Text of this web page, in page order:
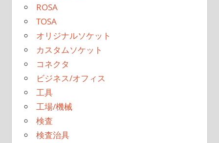
ROSA
TOSA
オリジナルソケット
カスタムソケット
コネクタ
ビジネス/オフィス
工具
工場/機械
検査
検査治具